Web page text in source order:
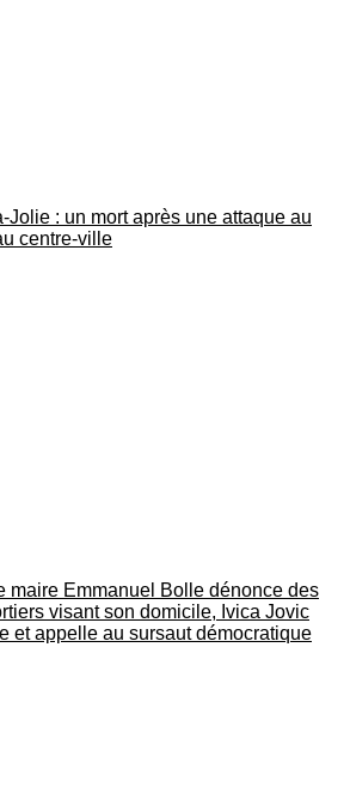
Jolie : un mort après une attaque au
centre-ville
maire Emmanuel Bolle dénonce des
visant son domicile, Ivica Jovic
et appelle au sursaut démocratique